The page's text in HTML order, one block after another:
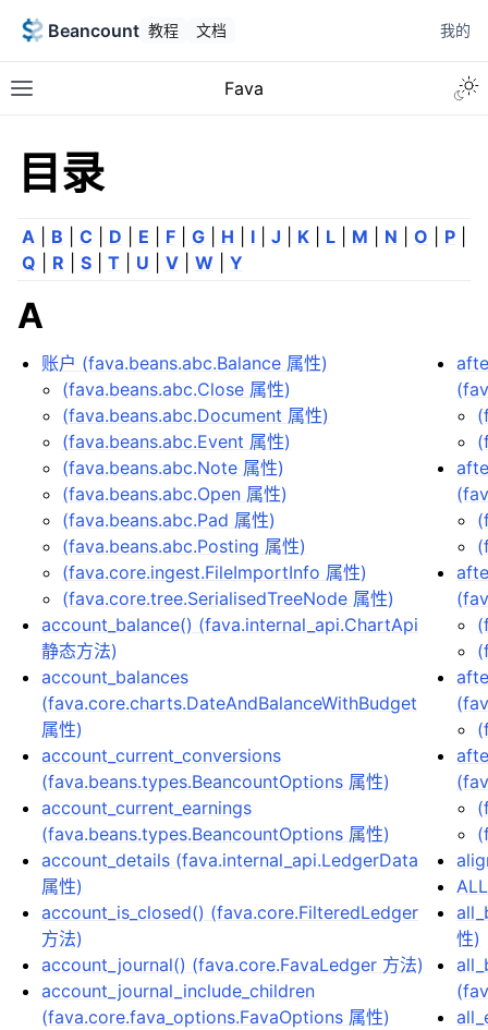
Beancount 教程 文档 我的
Fava
目录
A B C D E F G H I J K L M N O P
Q
R S T U V W Y
A
账户 (fava.beans.abc.Balance 属性)
(fava.beans.abc.Close 属性)
(fava.beans.abc.Document 属性)
(fava.beans.abc.Event 属性)
(fava.beans.abc.Note 属性)
(fava.beans.abc.Open 属性)
(fava.beans.abc.Pad 属性)
(fava.beans.abc.Posting 属性)
(fava.core.ingest.FileImportInfo 属性)
(fava.core.tree.SerialisedTreeNode 属性)
account_balance() (fava.internal_api.ChartApi
静态方法)
account_balances
(fava.core.charts.DateAndBalanceWithBudget
属性)
account_current_conversions
(fava.beans.types.BeancountOptions 属性)
account_current_earnings
(fava.beans.types.BeancountOptions 属性)
account_details (fava.internal_api.LedgerData
属性)
account_is_closed() (fava.core.FilteredLedger
方法)
account_journal() (fava.core.FavaLedger 方法)
account_journal_include_children
(fava.core.fava_options.FavaOptions 属性)
性)